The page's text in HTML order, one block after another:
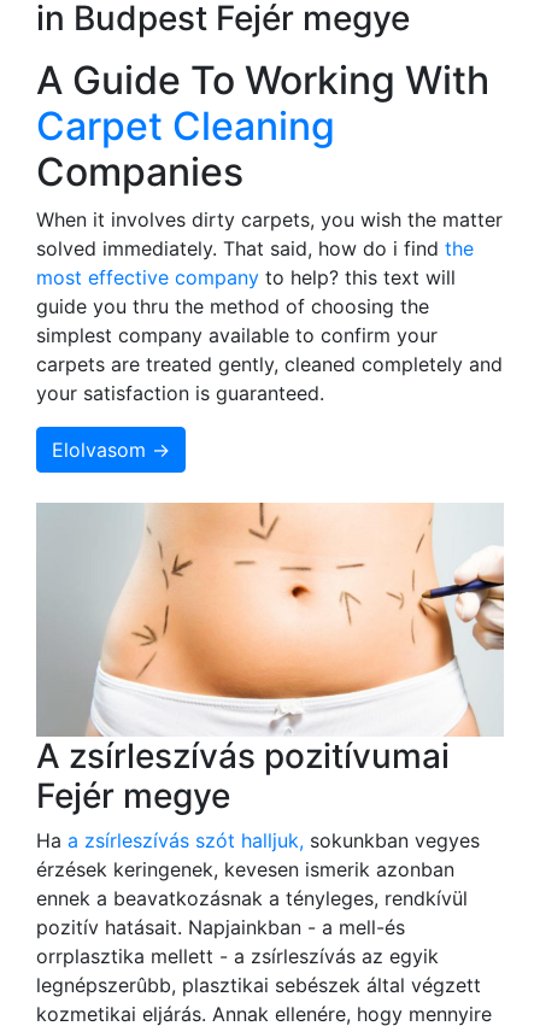
in Budpest Fejér megye
A Guide To Working With
Carpet Cleaning
Companies
When it involves dirty carpets, you wish the matter
solved immediately. That said, how do i find the
most effective company to help? this text will
guide you thru the method of choosing the
simplest company available to confirm your
carpets are treated gently, cleaned completely and
your satisfaction is guaranteed.
Elolvasom →
A zsírleszívás pozitívumai
Fejér megye
Ha a zsírleszívás szót halljuk, sokunkban vegyes
érzések keringenek, kevesen ismerik azonban
ennek a beavatkozásnak a tényleges, rendkívül
pozitív hatásait. Napjainkban - a mell-és
orrplasztika mellett - a zsírleszívás az egyik
legnépszerûbb, plasztikai sebészek által végzett
kozmetikai eljárás. Annak ellenére, hogy mennyire